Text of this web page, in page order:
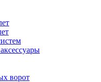
ворот